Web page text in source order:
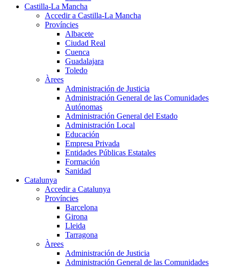
Castilla-La Mancha
Accedir a Castilla-La Mancha
Províncies
Albacete
Ciudad Real
Cuenca
Guadalajara
Toledo
Àrees
Administración de Justicia
Administración General de las Comunidades
Autónomas
Administración General del Estado
Administración Local
Educación
Empresa Privada
Entidades Públicas Estatales
Formación
Sanidad
Catalunya
Accedir a Catalunya
Províncies
Barcelona
Girona
Lleida
Tarragona
Àrees
Administración de Justicia
Administración General de las Comunidades